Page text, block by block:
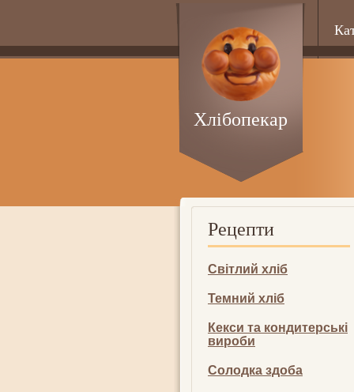
Хлібопекар
Рецепти
Світлий хліб
Темний хліб
Кекси та кондитерські
вироби
Солодка здоба